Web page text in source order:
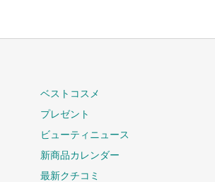
ベストコスメ
プレゼント
ビューティニュース
新商品カレンダー
最新クチコミ